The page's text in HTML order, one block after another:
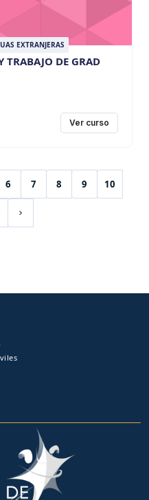
EXTRANJERAS
TRABAJO DE GRAD
Ver curso
6 7 8 9 10